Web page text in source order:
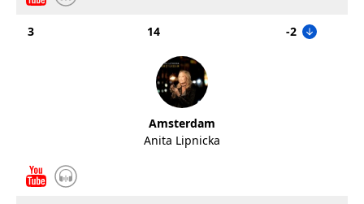
3 14 -2
Amsterdam
Anita Lipnicka